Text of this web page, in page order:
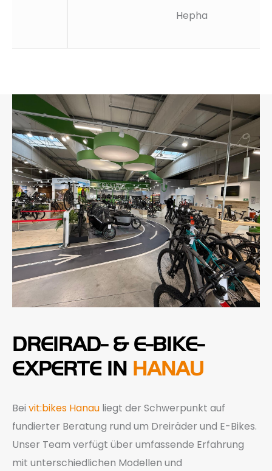
DREIRAD- & E-BIKE-
EXPERTE IN
HANAU
Bei vit:bikes Hanau liegt der Schwerpunkt auf
fundierter Beratung rund um Dreiräder und E-Bikes.
Unser Team verfügt über umfassende Erfahrung
mit unterschiedlichen Modellen und